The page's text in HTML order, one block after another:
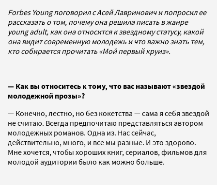
Forbes Young поговорил с Асей Лавринович и попросил ее
рассказать о том, почему она решила писать в жанре
young adult, как она относится к звездному статусу, какой
она видит современную молодежь и что важно знать тем,
кто собирается прочитать «Мой первый круиз».
— Как вы относитесь к тому, что вас называют «звездой
молодежной прозы»?
— Конечно, лестно, но без кокетства — сама я себя звездой
не считаю. Всегда предпочитаю представляться автором
молодежных романов. Одна из. Нас сейчас,
действительно, много, и все мы разные. И это здорово.
Мне хочется, чтобы хороших книг, сериалов, фильмов для
молодой аудитории было как можно больше.